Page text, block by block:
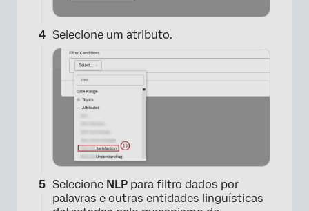
×
Selecione um atributo.
Selecione NLP para filtro dados por
palavras e outras entidades linguísticas